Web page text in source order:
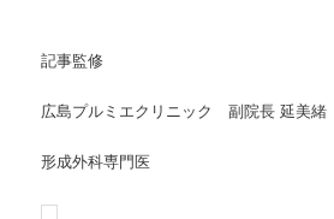
記事監修
広島プルミエクリニック 副院長 延美緒
形成外科専門医